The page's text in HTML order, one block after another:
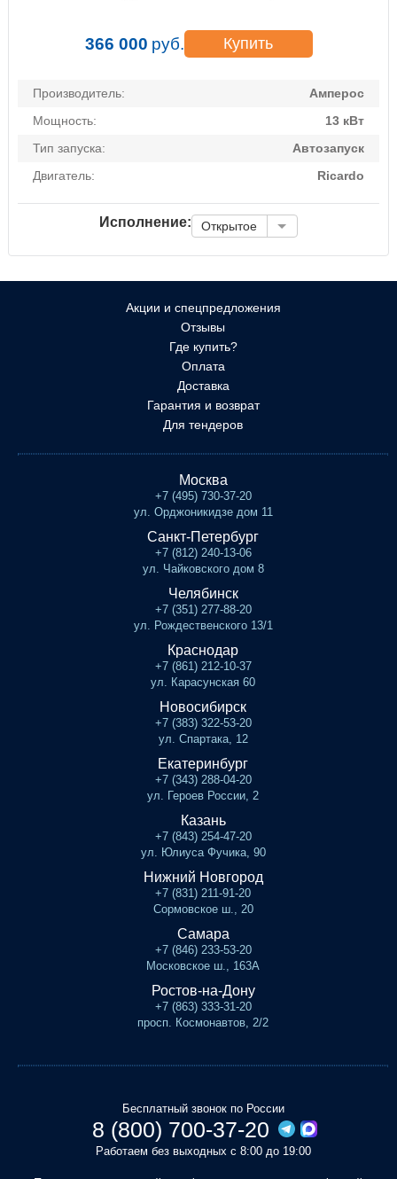
366 000 руб. Купить
Производитель:
Амперос
Мощность:
13 кВт
Тип запуска:
Автозапуск
Двигатель:
Ricardo
Исполнение: Открытое
Акции и спецпредложения
Отзывы
Где купить?
Оплата
Доставка
Гарантия и возврат
Для тендеров
Москва
+7 (495) 730-37-20
ул. Орджоникидзе дом 11
Санкт-Петербург
+7 (812) 240-13-06
ул. Чайковского дом 8
Челябинск
+7 (351) 277-88-20
ул. Рождественского 13/1
Краснодар
+7 (861) 212-10-37
ул. Карасунская 60
Новосибирск
+7 (383) 322-53-20
ул. Спартака, 12
Екатеринбург
+7 (343) 288-04-20
ул. Героев России, 2
Казань
+7 (843) 254-47-20
ул. Юлиуса Фучика, 90
Нижний Новгород
+7 (831) 211-91-20
Сормовское ш., 20
Самара
+7 (846) 233-53-20
Московское ш., 163А
Ростов-на-Дону
+7 (863) 333-31-20
просп. Космонавтов, 2/2
Бесплатный звонок по России
8 (800) 700-37-20
Работаем без выходных с 8:00 до 19:00